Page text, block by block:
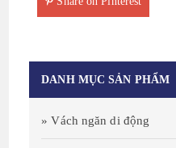
DANH MỤC SẢN PHẨM
» Vách ngăn di động